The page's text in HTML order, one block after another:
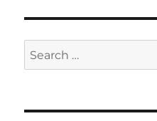
Search
for: